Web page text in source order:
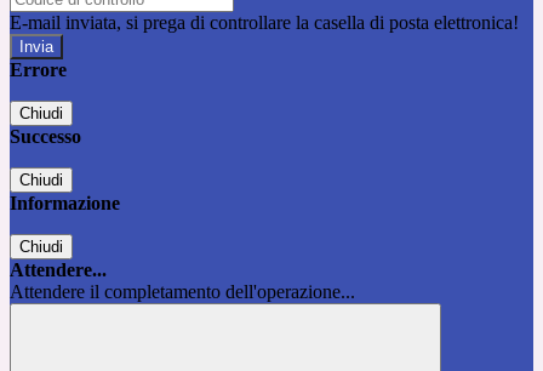
E-mail inviata, si prega di controllare la casella di posta elettronica!
Errore
Chiudi
Successo
Chiudi
Informazione
Chiudi
Attendere...
Attendere il completamento dell'operazione...